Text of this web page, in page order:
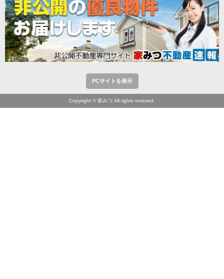
PCサイトを表示
Copyright © 家みつ All rights reseved.